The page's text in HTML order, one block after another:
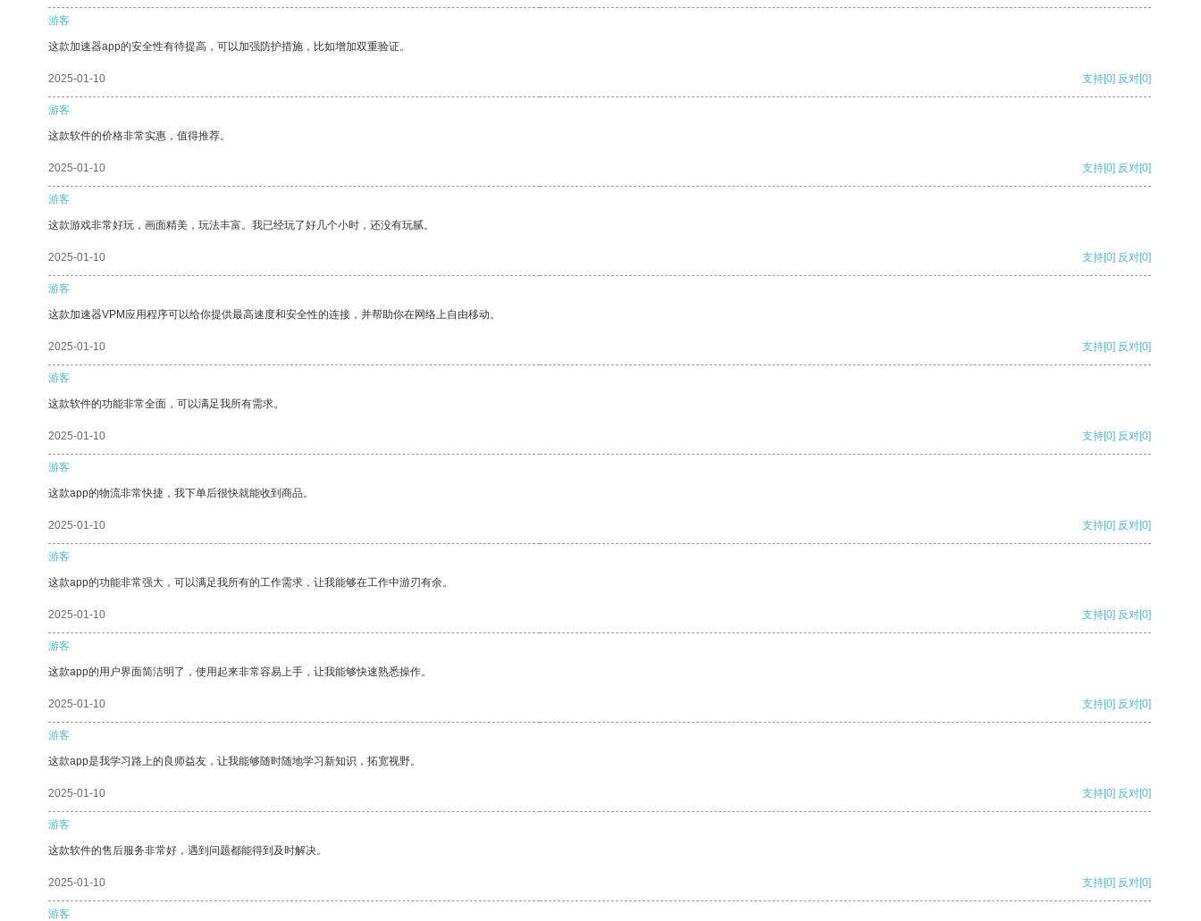
游客
这款加速器app的安全性有待提高，可以加强防护措施，比如增加双重验证。
2025-01-10 支持[0] 反对[0]
游客
这款软件的价格非常实惠，值得推荐。
2025-01-10 支持[0] 反对[0]
游客
这款游戏非常好玩，画面精美，玩法丰富。我已经玩了好几个小时，还没有玩腻。
2025-01-10 支持[0] 反对[0]
游客
这款加速器VPM应用程序可以给你提供最高速度和安全性的连接，并帮助你在网络上自由移动。
2025-01-10 支持[0] 反对[0]
游客
这款软件的功能非常全面，可以满足我所有需求。
2025-01-10 支持[0] 反对[0]
游客
这款app的物流非常快捷，我下单后很快就能收到商品。
2025-01-10 支持[0] 反对[0]
游客
这款app的功能非常强大，可以满足我所有的工作需求，让我能够在工作中游刃有余。
2025-01-10 支持[0] 反对[0]
游客
这款app的用户界面简洁明了，使用起来非常容易上手，让我能够快速熟悉操作。
2025-01-10 支持[0] 反对[0]
游客
这款app是我学习路上的良师益友，让我能够随时随地学习新知识，拓宽视野。
2025-01-10 支持[0] 反对[0]
游客
这款软件的售后服务非常好，遇到问题都能得到及时解决。
2025-01-10 支持[0] 反对[0]
游客